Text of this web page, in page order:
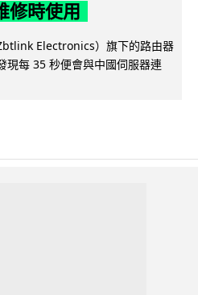
修時使用
Electronics）旗下的路由器
現每 35 秒便會與中國伺服器連